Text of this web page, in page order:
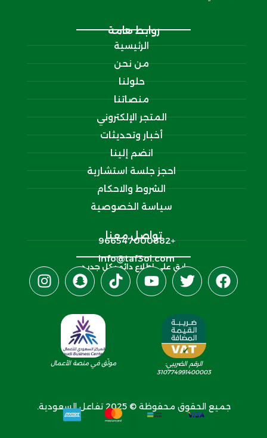
تواصل معنا
+966547000882‬
info@taf3ol.com
ابق على اطلاع دائم بكل جديد
الرقم الضريبي:
310774991400003
موثّق في منصة الأعمال
روابط هامة
الرئيسية
من نحن
حلولنا
منصاتنا
المتجر الإلكتروني
أخبار وتحديثات
انضم إلينا
احجز جلسة استشارية
الشروط والاحكام
سياسة الخصوصية
جميع الحقوق محفوظة © 2025 تفاعل السعودية.